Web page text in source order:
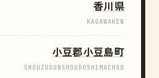
香川県
KAGAWAKEN
小豆郡小豆島町
SHOUZUGUNSHOUDOSHIMACHOU